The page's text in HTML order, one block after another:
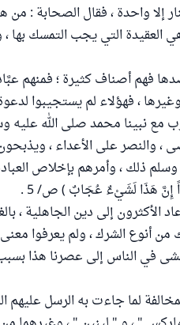
إلا واحدة ، فقال الصحابة :
التي يجب التمسك بها ،
فهم أصناف كثيرة ؛ فمنهم
، فهؤلاء لم يستجيبوا
مع نبينا محمد صلى الله عليه
، والنصر على الأعداء ،
وسلم ذلك ، وأمرهم بإخلاص
إِنَّ هَذَا لَشَيْءٌ عُجَابٌ ) ص/ 5 .
إلى دين الجاهلية ،
من أنوع الشرك ، ولم يعرفوا معنى
في الناس إلى عصرنا هذا
لما جاءت به الرسل عليهم